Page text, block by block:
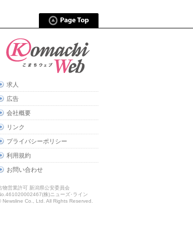
求人
広告
会社概要
リンク
プライバシーポリシー
利用規約
お問い合わせ
物営業許可 新潟県公安委員会
株)ニューズ･ライン
Newsline Co., Ltd. All Rights Reserved.